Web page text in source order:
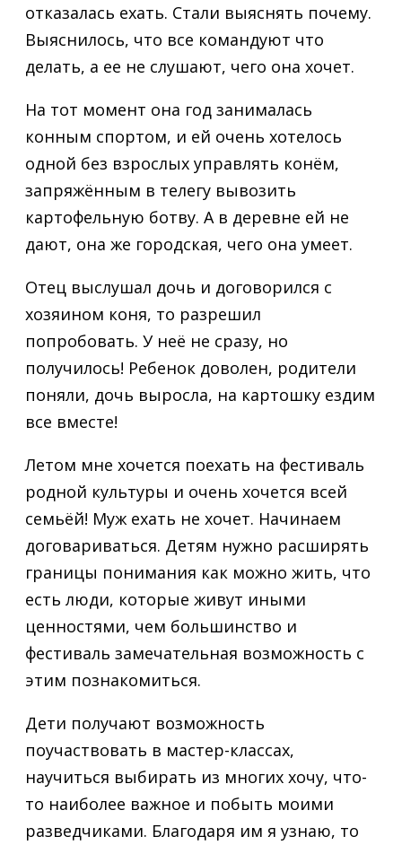
отказалась ехать. Стали выяснять почему.
Выяснилось, что все командуют что
делать, а ее не слушают, чего она хочет.
На тот момент она год занималась
конным спортом, и ей очень хотелось
одной без взрослых управлять конём,
запряжённым в телегу вывозить
картофельную ботву. А в деревне ей не
дают, она же городская, чего она умеет.
Отец выслушал дочь и договорился с
хозяином коня, то разрешил
попробовать. У неё не сразу, но
получилось! Ребенок доволен, родители
поняли, дочь выросла, на картошку ездим
все вместе!
Летом мне хочется поехать на фестиваль
родной культуры и очень хочется всей
семьёй! Муж ехать не хочет. Начинаем
договариваться. Детям нужно расширять
границы понимания как можно жить, что
есть люди, которые живут иными
ценностями, чем большинство и
фестиваль замечательная возможность с
этим познакомиться.
Дети получают возможность
поучаствовать в мастер-классах,
научиться выбирать из многих хочу, что-
то наиболее важное и побыть моими
разведчиками. Благодаря им я узнаю, то